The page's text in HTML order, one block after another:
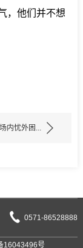
，他们并不想
内忧外困...
0571-86528888
16043496号